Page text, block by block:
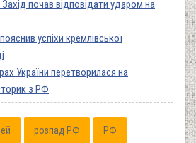
почав відповідати ударом на
успіхи кремлівської
України перетворилася на
з РФ
розпад РФ РФ